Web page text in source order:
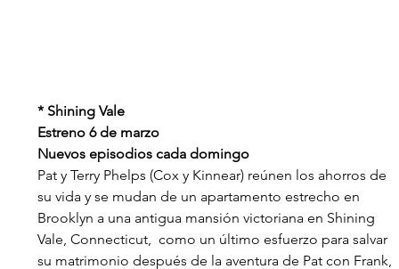
* Shining Vale
Estreno 6 de marzo
Nuevos episodios cada domingo
Pat y Terry Phelps (Cox y Kinnear) reúnen los ahorros de
su vida y se mudan de un apartamento estrecho en
Brooklyn a una antigua mansión victoriana en Shining
Vale, Connecticut,  como un último esfuerzo para salvar
su matrimonio después de la aventura de Pat con Frank,